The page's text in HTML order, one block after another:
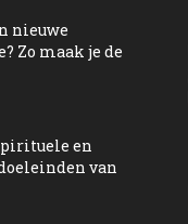
nieuwe
Zo maak je de
en
van